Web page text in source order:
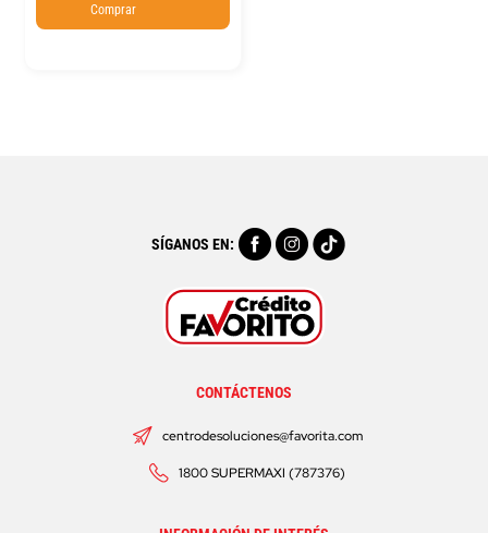
Comprar
SÍGANOS EN:
CONTÁCTENOS
centrodesoluciones@favorita.com
1800 SUPERMAXI (787376)